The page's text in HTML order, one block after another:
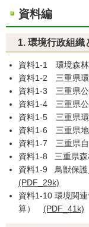
資料編
1. 環境行政組織
資料1-1 環境森
資料1-2 三重県
資料1-3 三重県
資料1-4 三重県
資料1-5 三重県
資料1-6 三重県
資料1-7 三重県
資料1-8 三重県
資料1-9 鳥獣保護
(PDF_29k)
資料1-10 環境関
算） (PDF_41k)